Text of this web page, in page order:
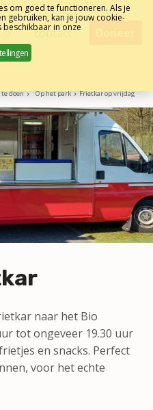
Nederlands
contact
doen Op het park Frietkar op vrijdag
naar het Bio
tot ongeveer 19.30 uur
en snacks. Perfect
voor het echte
om goed te functioneren. Als je
gebruiken, kan je jouw cookie-
in onze